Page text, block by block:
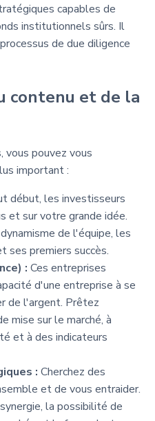
capables de
institutionnels sûrs. Il
de due diligence
contenu et de la
vous pouvez vous
important :
début, les investisseurs
et sur votre grande idée.
de l'équipe, les
ses premiers succès.
: Ces entreprises
d'une entreprise à se
de l'argent. Prêtez
mise sur le marché, à
et à des indicateurs
: Cherchez des
et de vous entraider.
la possibilité de